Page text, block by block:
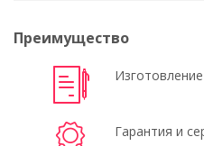
Преимущество
Гарантия и